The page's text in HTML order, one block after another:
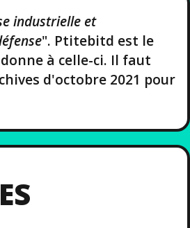
industrielle et
". Ptitebitd est le
à celle-ci. Il faut
d'octobre 2021 pour